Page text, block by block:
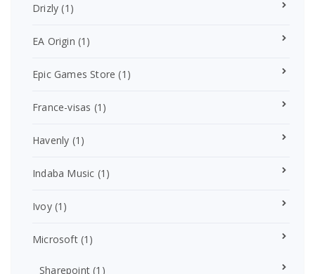
Drizly (1)
EA Origin (1)
Epic Games Store (1)
France-visas (1)
Havenly (1)
Indaba Music (1)
Ivoy(1)
Microsoft(1)
Sharepoint (1)